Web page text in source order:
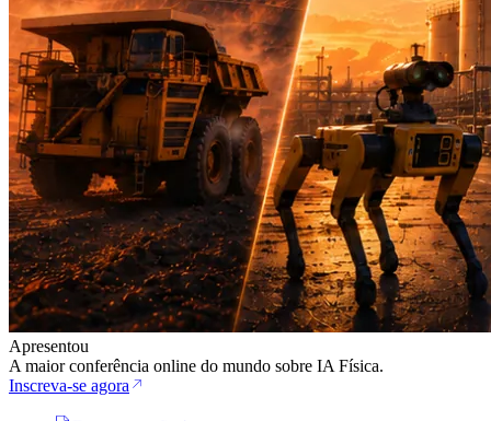
Apresentou
A maior conferência online do mundo sobre IA Física.
Inscreva-se agora